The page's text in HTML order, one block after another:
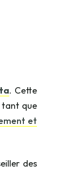
. Cette
tant que
et
des